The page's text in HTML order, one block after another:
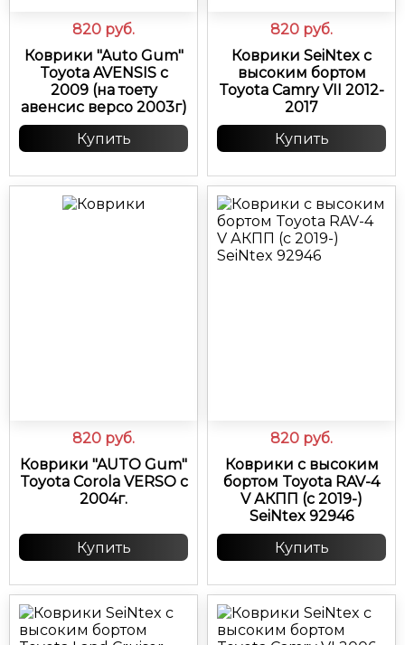
820 руб.
Коврики "Auto Gum"
Toyota AVENSIS с
2009 (на тоету
авенсис версо 2003г)
Купить
820 руб.
Коврики SeiNtex с
высоким бортом
Toyota Camry VII 2012-
2017
Купить
820 руб.
Коврики "AUTO Gum"
Toyota Corola VERSO с
2004г.
Купить
820 руб.
Коврики с высоким
бортом Toyota RAV-4
V АКПП (с 2019-)
SeiNtex 92946
Купить